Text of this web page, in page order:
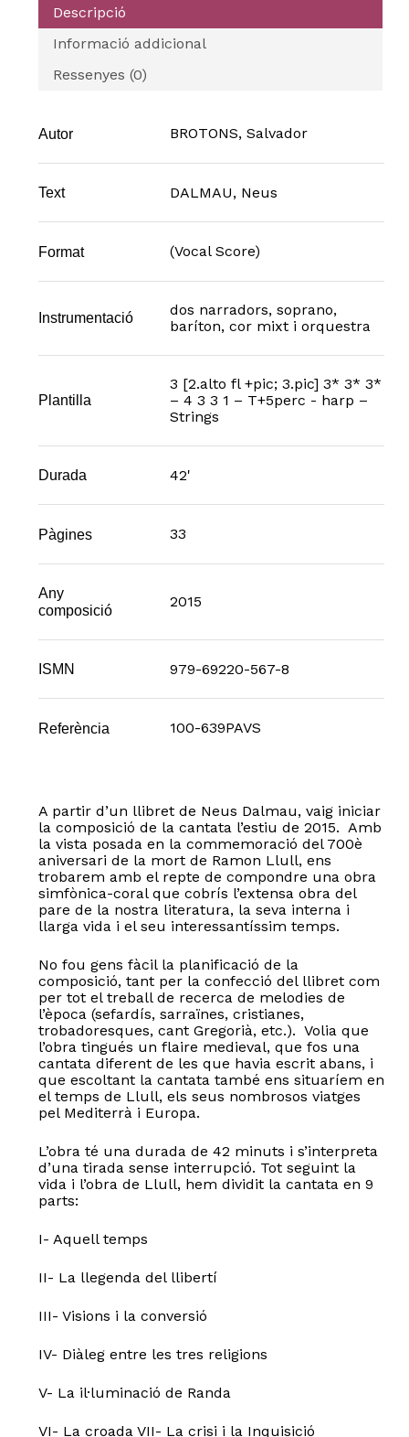
Descripció
Informació addicional
Ressenyes (0)
Autor BROTONS, Salvador
Text DALMAU, Neus
Format (Vocal Score)
Instrumentació
dos narradors, soprano,
baríton, cor mixt i orquestra
Plantilla
3 [2.alto fl +pic; 3.pic] 3* 3* 3*
– 4 3 3 1 – T+5perc - harp –
Strings
Durada 42'
Pàgines 33
Any
composició
2015
ISMN 979-69220-567-8
Referència 100-639PAVS
A partir d’un llibret de Neus Dalmau, vaig iniciar
la composició de la cantata l’estiu de 2015. Amb
la vista posada en la commemoració del 700è
aniversari de la mort de Ramon Llull, ens
trobarem amb el repte de compondre una obra
simfònica-coral que cobrís l’extensa obra del
pare de la nostra literatura, la seva interna i
llarga vida i el seu interessantíssim temps.
No fou gens fàcil la planificació de la
composició, tant per la confecció del llibret com
per tot el treball de recerca de melodies de
l’època (sefardís, sarraïnes, cristianes,
trobadoresques, cant Gregorià, etc.). Volia que
l’obra tingués un flaire medieval, que fos una
cantata diferent de les que havia escrit abans, i
que escoltant la cantata també ens situaríem en
el temps de Llull, els seus nombrosos viatges
pel Mediterrà i Europa.
L’obra té una durada de 42 minuts i s’interpreta
d’una tirada sense interrupció. Tot seguint la
vida i l’obra de Llull, hem dividit la cantata en 9
parts:
I- Aquell temps
II- La llegenda del llibertí
III- Visions i la conversió
IV- Diàleg entre les tres religions
V- La il·luminació de Randa
VI- La croada VII- La crisi i la Inquisició